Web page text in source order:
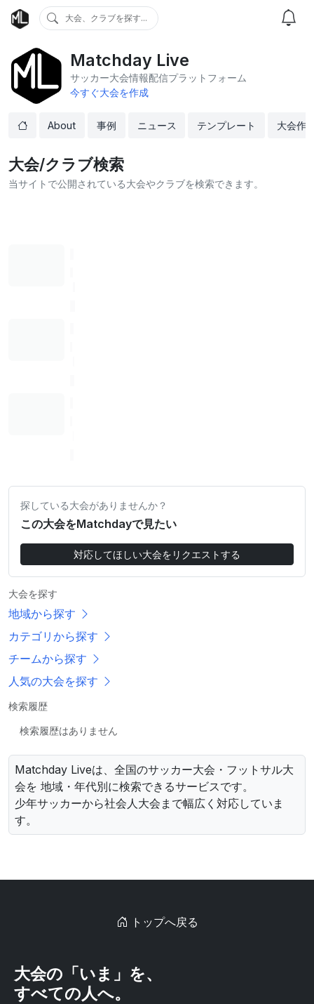
大会、クラブを探す...
Matchday Live
サッカー大会情報配信プラットフォーム
今すぐ大会を作成
About 事例 ニュース テンプレート 大会作
大会/クラブ検索
当サイトで公開されている大会やクラブを検索できます。
探している大会がありませんか？
この大会をMatchdayで見たい
対応してほしい大会をリクエストする
大会を探す
地域から探す
カテゴリから探す
チームから探す
人気の大会を探す
検索履歴
検索履歴はありません
Matchday Liveは、全国のサッカー大会・フットサル大
会を 地域・年代別に検索できるサービスです。
少年サッカーから社会人大会まで幅広く対応していま
す。
トップへ戻る
大会の「いま」を、
すべての人へ。